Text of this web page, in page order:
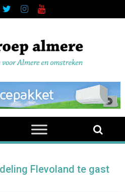
Flevoland te gast